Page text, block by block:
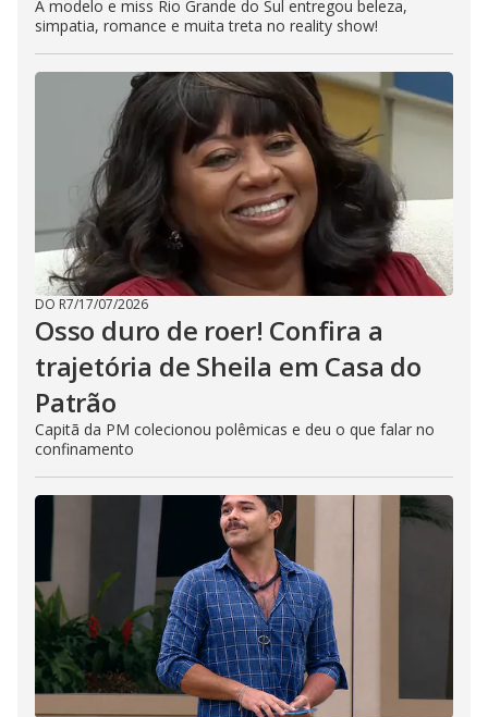
A modelo e miss Rio Grande do Sul entregou beleza,
simpatia, romance e muita treta no reality show!
DO R7/17/07/2026
Osso duro de roer! Confira a
trajetória de Sheila em Casa do
Patrão
Capitã da PM colecionou polêmicas e deu o que falar no
confinamento